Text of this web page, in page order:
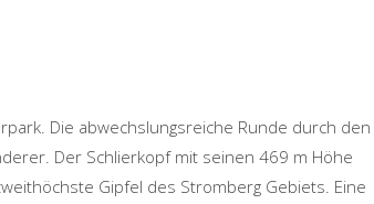
Die abwechslungsreiche Runde durch den
Der Schlierkopf mit seinen 469 m Höhe
Gipfel des Stromberg Gebiets. Eine